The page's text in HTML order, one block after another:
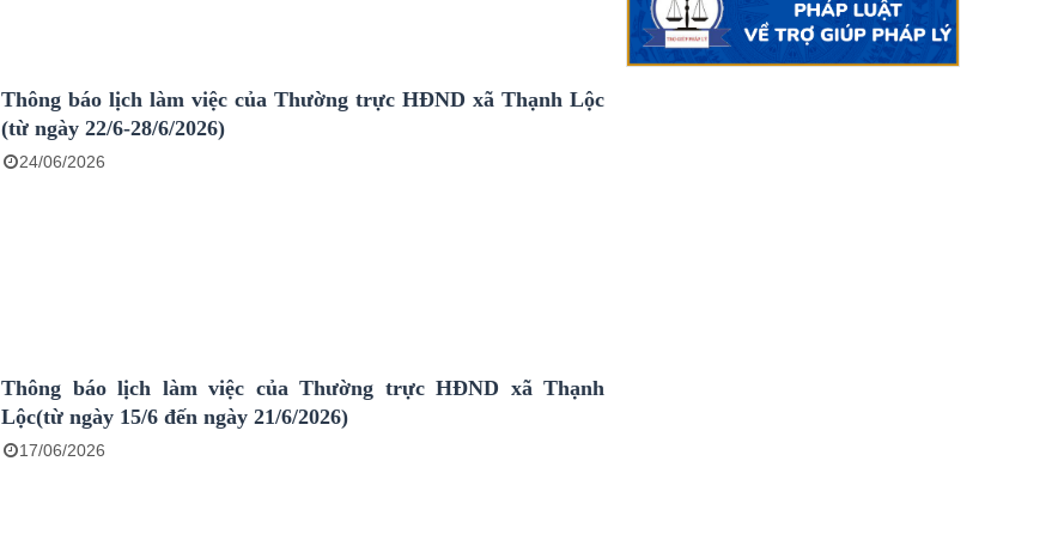
Thông báo lịch làm việc của Thường trực HĐND xã Thạnh Lộc
(từ ngày 22/6-28/6/2026)
24/06/2026
Thông báo lịch làm việc của Thường trực HĐND xã Thạnh
Lộc(từ ngày 15/6 đến ngày 21/6/2026)
17/06/2026